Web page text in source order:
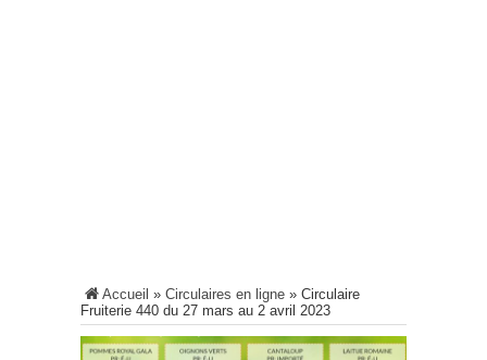
Accueil » Circulaires en ligne » Circulaire
Fruiterie 440 du 27 mars au 2 avril 2023